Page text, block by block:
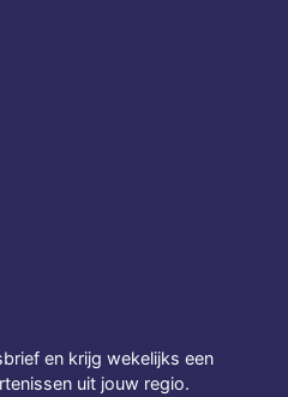
en krijg wekelijks een
uit jouw regio.